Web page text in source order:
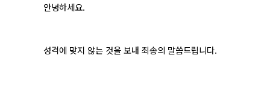
안녕하세요.
성격에 맞지 않는 것을 보내 죄송의 말씀드립니다.